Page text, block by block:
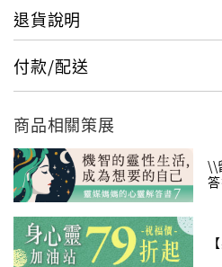
──弗拉狄米爾．米格烈
「她會讓愛的美麗詩句充滿整
洗去地球沉積已久的污泥。」
「她要怎麼辦到？」我問。
「用她心中的熱情和夢想的力
與光。」他回答。
「她的夢想有什麼不為人知的
繼第一集出版之後，沒有寫作
退貨說明
付款/配送
商品相關策展
\\